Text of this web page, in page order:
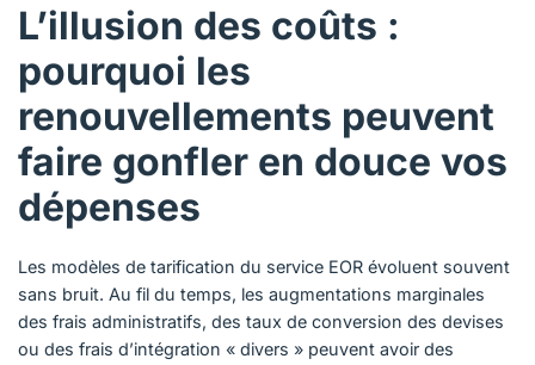
L’illusion des coûts :
pourquoi les
renouvellements peuvent
faire gonfler en douce vos
dépenses
Les modèles de tarification du service EOR évoluent souvent
sans bruit. Au fil du temps, les augmentations marginales
des frais administratifs, des taux de conversion des devises
ou des frais d’intégration « divers » peuvent avoir des